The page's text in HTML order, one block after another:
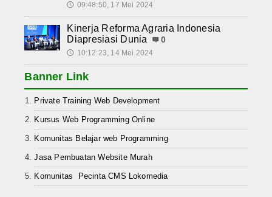
🕔 09:48:50, 17 Mei 2024
Kinerja Reforma Agraria Indonesia
Diapresiasi Dunia
0
🕔 10:12:23, 14 Mei 2024
Banner Link
Private Training Web Development
Kursus Web Programming Online
Komunitas Belajar web Programming
Jasa Pembuatan Website Murah
Komunitas Pecinta CMS Lokomedia